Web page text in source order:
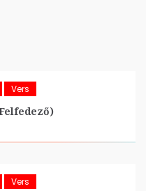
Vers
Vers